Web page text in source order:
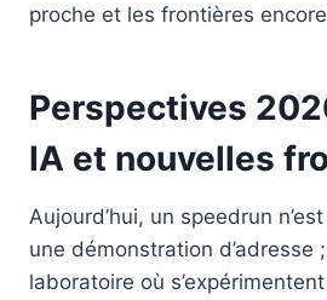
proche et les frontières
Perspectives
IA et nouvelles
Aujourd’hui, un speedrun
une démonstration d’adresse ;
laboratoire où